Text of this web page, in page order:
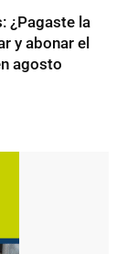
¿Pagaste la
y abonar el
agosto